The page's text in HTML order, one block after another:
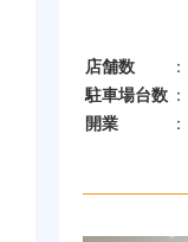
店舗数
：
駐車場台数 ：
開業
：